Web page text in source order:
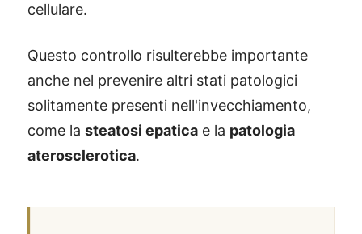
cellulare.
Questo controllo risulterebbe importante
anche nel prevenire altri stati patologici
solitamente presenti nell'invecchiamento,
come la steatosi epatica e la patologia
aterosclerotica.